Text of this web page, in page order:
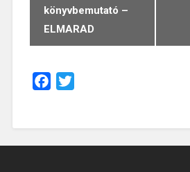
Esemény
navigáció
könyvbemutató –
ELMARAD
Facebook